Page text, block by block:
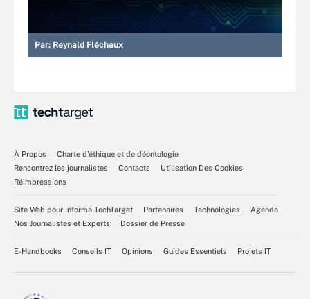
Par: Reynald Fléchaux
À Propos
Charte d’éthique et de déontologie
Rencontrez les journalistes
Contacts
Utilisation Des Cookies
Réimpressions
Site Web pour Informa TechTarget Partenaires Technologies
Agenda
Nos Journalistes et Experts
Dossier de Presse
E-Handbooks Conseils IT Opinions Guides Essentiels Projets IT